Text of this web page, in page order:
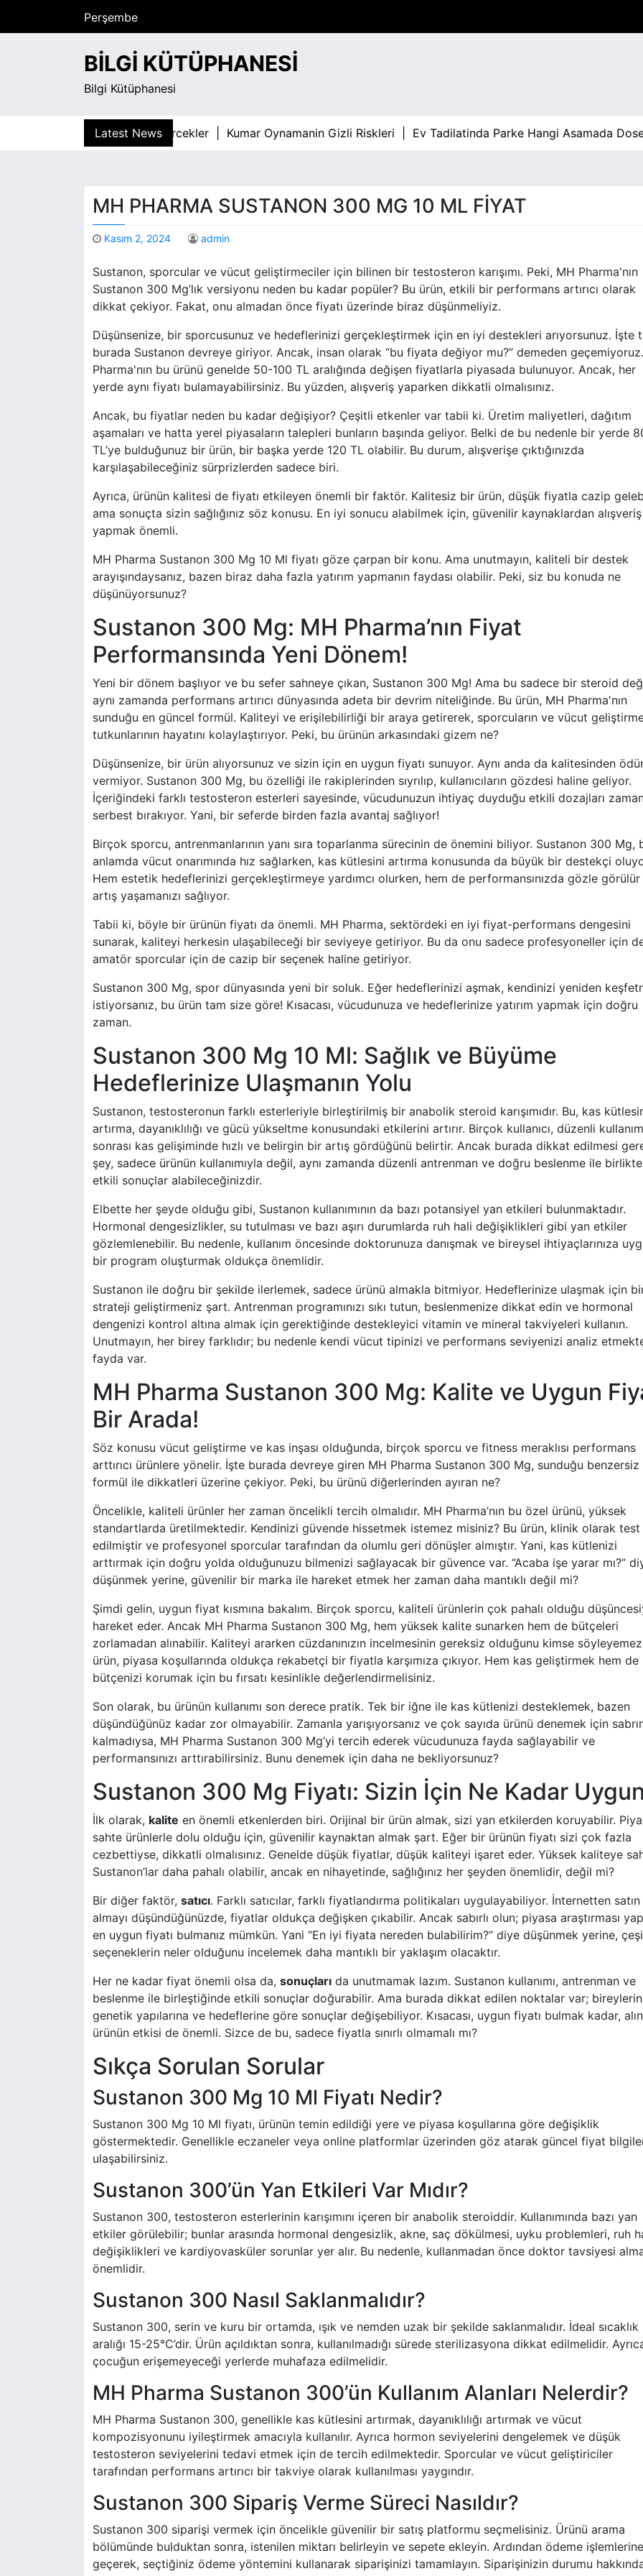
Perşembe
Ağustos 6, 2026
2:59 am
BILGI KÜTÜPHANESI
Bilgi Kütüphanesi
Latest News
İle İlgili Bilimsel Gercekler |Kumar Oynamanin Gizli Riskleri |Ev Tadilatinda Parke Hangi Asamada Dosenir
MH PHARMA SUSTANON 300 MG 10 ML FIYAT
Kasım 2, 2024 admin
Sustanon, sporcular ve vücut geliştirmeciler için bilinen bir testosteron karışımı. Peki, MH Pharma'nın
Sustanon 300 Mg’lık versiyonu neden bu kadar popüler? Bu ürün, etkili bir performans artırıcı olarak
dikkat çekiyor. Fakat, onu almadan önce fiyatı üzerinde biraz düşünmeliyiz.
Düşünsenize, bir sporcusunuz ve hedeflerinizi gerçekleştirmek için en iyi destekleri arıyorsunuz. İşte
burada Sustanon devreye giriyor. Ancak, insan olarak “bu fiyata değiyor mu?” demeden
Pharma'nın bu ürünü genelde 50-100 TL aralığında değişen fiyatlarla piyasada bulunuyor. Ancak, her
yerde aynı fiyatı bulamayabilirsiniz. Bu yüzden, alışveriş yaparken dikkatli olmalısınız.
Ancak, bu fiyatlar neden bu kadar değişiyor? Çeşitli etkenler var tabii ki. Üretim maliyetleri, dağıtım
aşamaları ve hatta yerel piyasaların talepleri bunların başında geliyor. Belki de bu nedenle bir yerde
TL’ye bulduğunuz bir ürün, bir başka yerde 120 TL olabilir. Bu durum, alışverişe çıktığınızda
karşılaşabileceğiniz sürprizlerden sadece biri.
Ayrıca, ürünün kalitesi de fiyatı etkileyen önemli bir faktör. Kalitesiz bir ürün, düşük fiyatla cazip
ama sonuçta sizin sağlığınız söz konusu. En iyi sonucu alabilmek için, güvenilir kaynaklardan alışveriş
yapmak önemli.
MH Pharma Sustanon 300 Mg 10 Ml fiyatı göze çarpan bir konu. Ama unutmayın, kaliteli bir destek
arayışındaysanız, bazen biraz daha fazla yatırım yapmanın faydası olabilir. Peki, siz bu konuda ne
düşünüyorsunuz?
Sustanon 300 Mg: MH Pharma’nın Fiyat
Performansında Yeni Dönem!
Yeni bir dönem başlıyor ve bu sefer sahneye çıkan, Sustanon 300 Mg! Ama bu sadece bir steroid
aynı zamanda performans artırıcı dünyasında adeta bir devrim niteliğinde. Bu ürün, MH Pharma'nın
sunduğu en güncel formül. Kaliteyi ve erişilebilirliği bir araya getirerek, sporcuların ve vücut
tutkunlarının hayatını kolaylaştırıyor. Peki, bu ürünün arkasındaki gizem ne?
Düşünsenize, bir ürün alıyorsunuz ve sizin için en uygun fiyatı sunuyor. Aynı anda da kalitesinden
vermiyor. Sustanon 300 Mg, bu özelliği ile rakiplerinden sıyrılıp, kullanıcıların gözdesi haline geliyor.
İçeriğindeki farklı testosteron esterleri sayesinde, vücudunuzun ihtiyaç duyduğu etkili dozajları
serbest bırakıyor. Yani, bir seferde birden fazla avantaj sağlıyor!
Birçok sporcu, antrenmanlarının yanı sıra toparlanma sürecinin de önemini biliyor. Sustanon 300 Mg,
anlamda vücut onarımında hız sağlarken, kas kütlesini artırma konusunda da büyük bir destekçi
Hem estetik hedeflerinizi gerçekleştirmeye yardımcı olurken, hem de performansınızda gözle
artış yaşamanızı sağlıyor.
Tabii ki, böyle bir ürünün fiyatı da önemli. MH Pharma, sektördeki en iyi fiyat-performans dengesini
sunarak, kaliteyi herkesin ulaşabileceği bir seviyeye getiriyor. Bu da onu sadece profesyoneller için
amatör sporcular için de cazip bir seçenek haline getiriyor.
Sustanon 300 Mg, spor dünyasında yeni bir soluk. Eğer hedeflerinizi aşmak, kendinizi yeniden
istiyorsanız, bu ürün tam size göre! Kısacası, vücudunuza ve hedeflerinize yatırım yapmak için doğru
zaman.
Sustanon 300 Mg 10 Ml: Sağlık ve Büyüme
Hedeflerinize Ulaşmanın Yolu
Sustanon, testosteronun farklı esterleriyle birleştirilmiş bir anabolik steroid karışımıdır. Bu, kas
artırma, dayanıklılığı ve gücü yükseltme konusundaki etkilerini artırır. Birçok kullanıcı, düzenli kullanım
sonrası kas gelişiminde hızlı ve belirgin bir artış gördüğünü belirtir. Ancak burada dikkat edilmesi
şey, sadece ürünün kullanımıyla değil, aynı zamanda düzenli antrenman ve doğru beslenme ile birlikte
etkili sonuçlar alabileceğinizdir.
Elbette her şeyde olduğu gibi, Sustanon kullanımının da bazı potansiyel yan etkileri bulunmaktadır.
Hormonal dengesizlikler, su tutulması ve bazı aşırı durumlarda ruh hali değişiklikleri gibi yan etkiler
gözlemlenebilir. Bu nedenle, kullanım öncesinde doktorunuza danışmak ve bireysel ihtiyaçlarınıza
bir program oluşturmak oldukça önemlidir.
Sustanon ile doğru bir şekilde ilerlemek, sadece ürünü almakla bitmiyor. Hedeflerinize ulaşmak için
strateji geliştirmeniz şart. Antrenman programınızı sıkı tutun, beslenmenize dikkat edin ve hormonal
dengenizi kontrol altına almak için gerektiğinde destekleyici vitamin ve mineral takviyeleri kullanın.
Unutmayın, her birey farklıdır; bu nedenle kendi vücut tipinizi ve performans seviyenizi analiz
fayda var.
MH Pharma Sustanon 300 Mg: Kalite ve Uygun
Bir Arada!
Söz konusu vücut geliştirme ve kas inşası olduğunda, birçok sporcu ve fitness meraklısı performans
arttırıcı ürünlere yönelir. İşte burada devreye giren MH Pharma Sustanon 300 Mg, sunduğu benzersiz
formül ile dikkatleri üzerine çekiyor. Peki, bu ürünü diğerlerinden ayıran ne?
Öncelikle, kaliteli ürünler her zaman öncelikli tercih olmalıdır. MH Pharma’nın bu özel ürünü, yüksek
standartlarda üretilmektedir. Kendinizi güvende hissetmek istemez misiniz? Bu ürün, klinik olarak test
edilmiştir ve profesyonel sporcular tarafından da olumlu geri dönüşler almıştır. Yani, kas kütlenizi
arttırmak için doğru yolda olduğunuzu bilmenizi sağlayacak bir güvence var. “Acaba işe yarar mı?”
düşünmek yerine, güvenilir bir marka ile hareket etmek her zaman daha mantıklı değil mi?
Şimdi gelin, uygun fiyat kısmına bakalım. Birçok sporcu, kaliteli ürünlerin çok pahalı olduğu
hareket eder. Ancak MH Pharma Sustanon 300 Mg, hem yüksek kalite sunarken hem de bütçeleri
zorlamadan alınabilir. Kaliteyi ararken cüzdanınızın incelmesinin gereksiz olduğunu kimse
ürün, piyasa koşullarında oldukça rekabetçi bir fiyatla karşımıza çıkıyor. Hem kas geliştirmek hem de
bütçenizi korumak için bu fırsatı kesinlikle değerlendirmelisiniz.
Son olarak, bu ürünün kullanımı son derece pratik. Tek bir iğne ile kas kütlenizi desteklemek, bazen
düşündüğünüz kadar zor olmayabilir. Zamanla yarışıyorsanız ve çok sayıda ürünü denemek için
kalmadıysa, MH Pharma Sustanon 300 Mg’yi tercih ederek vücudunuza fayda sağlayabilir ve
performansınızı arttırabilirsiniz. Bunu denemek için daha ne bekliyorsunuz?
Sustanon 300 Mg Fiyatı: Sizin İçin Ne Kadar
İlk olarak, kalite en önemli etkenlerden biri. Orijinal bir ürün almak, sizi yan etkilerden koruyabilir.
sahte ürünlerle dolu olduğu için, güvenilir kaynaktan almak şart. Eğer bir ürünün fiyatı sizi çok fazla
cezbettiyse, dikkatli olmalısınız. Genelde düşük fiyatlar, düşük kaliteyi işaret eder. Yüksek kaliteye
Sustanon’lar daha pahalı olabilir, ancak en nihayetinde, sağlığınız her şeyden önemlidir, değil mi?
Bir diğer faktör, satıcı. Farklı satıcılar, farklı fiyatlandırma politikaları uygulayabiliyor. İnternetten satın
almayı düşündüğünüzde, fiyatlar oldukça değişken çıkabilir. Ancak sabırlı olun; piyasa araştırması
en uygun fiyatı bulmanız mümkün. Yani “En iyi fiyata nereden bulabilirim?” diye düşünmek yerine,
seçeneklerin neler olduğunu incelemek daha mantıklı bir yaklaşım olacaktır.
Her ne kadar fiyat önemli olsa da, sonuçları da unutmamak lazım. Sustanon kullanımı, antrenman ve
beslenme ile birleştiğinde etkili sonuçlar doğurabilir. Ama burada dikkat edilen noktalar var; bireylerin
genetik yapılarına ve hedeflerine göre sonuçlar değişebiliyor. Kısacası, uygun fiyatı bulmak kadar,
ürünün etkisi de önemli. Sizce de bu, sadece fiyatla sınırlı olmamalı mı?
Sıkça Sorulan Sorular
Sustanon 300 Mg 10 Ml Fiyatı Nedir?
Sustanon 300 Mg 10 Ml fiyatı, ürünün temin edildiği yere ve piyasa koşullarına göre değişiklik
göstermektedir. Genellikle eczaneler veya online platformlar üzerinden göz atarak güncel fiyat
ulaşabilirsiniz.
Sustanon 300’ün Yan Etkileri Var Mıdır?
Sustanon 300, testosteron esterlerinin karışımını içeren bir anabolik steroiddir. Kullanımında bazı yan
etkiler görülebilir; bunlar arasında hormonal dengesizlik, akne, saç dökülmesi, uyku problemleri, ruh
değişiklikleri ve kardiyovasküler sorunlar yer alır. Bu nedenle, kullanmadan önce doktor tavsiyesi
önemlidir.
Sustanon 300 Nasıl Saklanmalıdır?
Sustanon 300, serin ve kuru bir ortamda, ışık ve nemden uzak bir şekilde saklanmalıdır. İdeal sıcaklık
aralığı 15-25°C’dir. Ürün açıldıktan sonra, kullanılmadığı sürede sterilizasyona dikkat edilmelidir.
çocuğun erişemeyeceği yerlerde muhafaza edilmelidir.
MH Pharma Sustanon 300’ün Kullanım Alanları Nelerdir?
MH Pharma Sustanon 300, genellikle kas kütlesini artırmak, dayanıklılığı artırmak ve vücut
kompozisyonunu iyileştirmek amacıyla kullanılır. Ayrıca hormon seviyelerini dengelemek ve düşük
testosteron seviyelerini tedavi etmek için de tercih edilmektedir. Sporcular ve vücut geliştiriciler
tarafından performans artırıcı bir takviye olarak kullanılması yaygındır.
Sustanon 300 Sipariş Verme Süreci Nasıldır?
Sustanon 300 siparişi vermek için öncelikle güvenilir bir satış platformu seçmelisiniz. Ürünü arama
bölümünde bulduktan sonra, istenilen miktarı belirleyin ve sepete ekleyin. Ardından ödeme işlemlerine
geçerek, seçtiğiniz ödeme yöntemini kullanarak siparişinizi tamamlayın. Siparişinizin durumu